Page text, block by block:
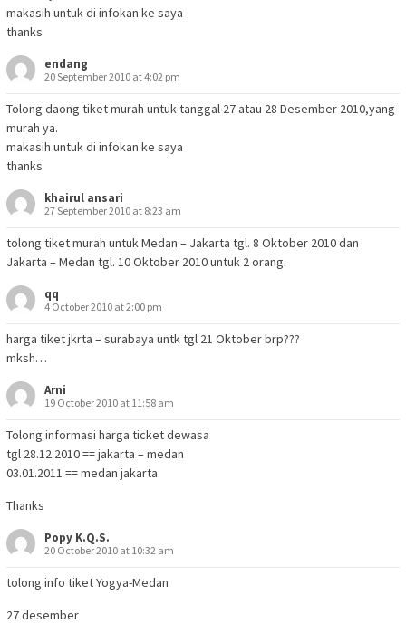
makasih untuk di infokan ke saya
thanks
endang
20 September 2010 at 4:02 pm
Tolong daong tiket murah untuk tanggal 27 atau 28 Desember 2010,yang
murah ya.
makasih untuk di infokan ke saya
thanks
khairul ansari
27 September 2010 at 8:23 am
tolong tiket murah untuk Medan – Jakarta tgl. 8 Oktober 2010 dan
Jakarta – Medan tgl. 10 Oktober 2010 untuk 2 orang.
qq
4 October 2010 at 2:00 pm
harga tiket jkrta – surabaya untk tgl 21 Oktober brp???
mksh…
Arni
19 October 2010 at 11:58 am
Tolong informasi harga ticket dewasa
tgl 28.12.2010 == jakarta – medan
03.01.2011 == medan jakarta
Thanks
Popy K.Q.S.
20 October 2010 at 10:32 am
tolong info tiket Yogya-Medan
27 desember